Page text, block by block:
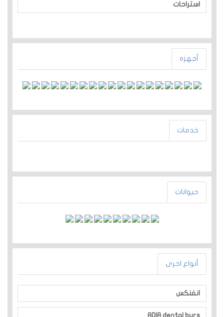
استراحات
أجهزه
خدمات
حيوانات
أنواع اخرى
انفنكس
ADIA dental burs